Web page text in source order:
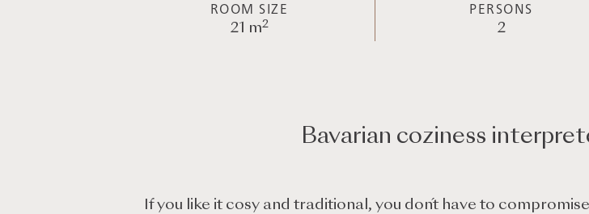
ROOM SIZE
21 m2
PERSONS
2
Bavarian coziness
If you like it cosy and traditional, you don´t have to